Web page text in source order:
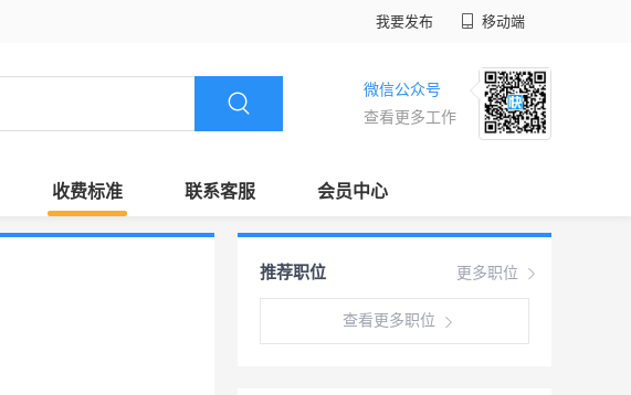
我要发布 移动端
微信公众号
查看更多工作
收费标准 联系客服 会员中心
更多职位
推荐职位
查看更多职位